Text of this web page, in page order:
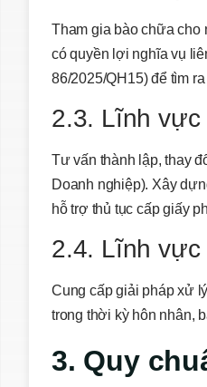
Tham gia bào chữa cho
có quyền lợi nghĩa vụ
86/2025/QH15) để tìm
2.3. Lĩnh vực
Tư vấn thành lập, thay
Doanh nghiệp). Xây
hỗ trợ thủ tục cấp giấy
2.4. Lĩnh vực
Cung cấp giải pháp xử
trong thời kỳ hôn nhân,
3. Quy